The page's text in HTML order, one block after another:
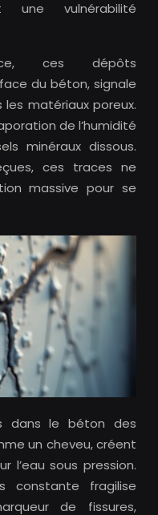
une vulnérabilité
ces dépôts
du béton, signale
matériaux poreux.
de l’humidité
minéraux dissous.
ces traces ne
massive pour se
dans le béton des
un cheveu, créent
l’eau sous pression.
constante fragilise
de fissures,